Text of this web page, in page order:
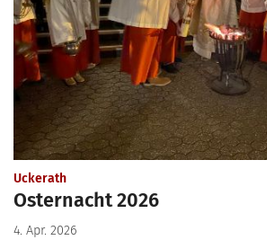
Uckerath:
Osternacht 2026
4. Apr. 2026